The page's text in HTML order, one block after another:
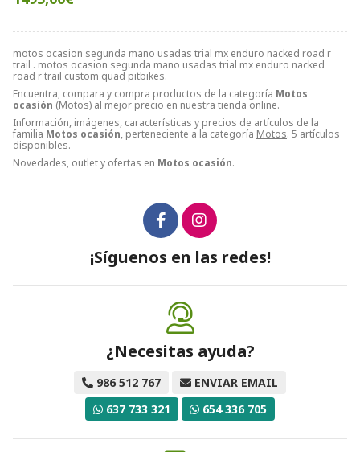
motos ocasion segunda mano usadas trial mx enduro nacked road r
trail . motos ocasion segunda mano usadas trial mx enduro nacked
road r trail custom quad pitbikes.
Encuentra, compara y compra productos de la categoría Motos
ocasión (Motos) al mejor precio en nuestra tienda online.
Información, imágenes, características y precios de artículos de la
familia Motos ocasión, perteneciente a la categoría Motos. 5 artículos
disponibles.
Novedades, outlet y ofertas en Motos ocasión.
¡Síguenos en las redes!
¿Necesitas ayuda?
986 512 767
ENVIAR EMAIL
637 733 321
654 336 705